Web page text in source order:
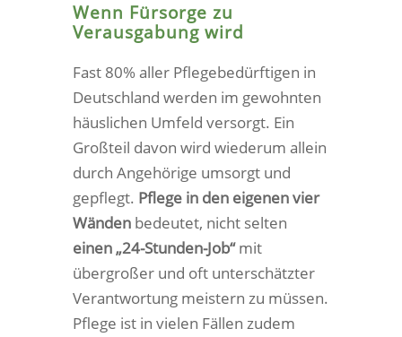
Wenn Fürsorge zu
Verausgabung wird
Fast 80% aller Pflegebedürftigen in
Deutschland werden im gewohnten
häuslichen Umfeld versorgt. Ein
Großteil davon wird wiederum allein
durch Angehörige umsorgt und
gepflegt. Pflege in den eigenen vier
Wänden bedeutet, nicht selten
einen „24-Stunden-Job“mit
übergroßer und oft unterschätzter
Verantwortung meistern zu müssen.
Pflege ist in vielen Fällen zudem